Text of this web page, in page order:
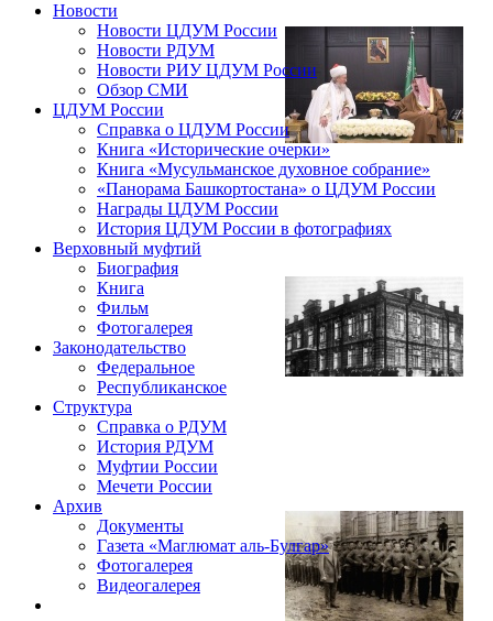
Новости
Новости ЦДУМ России
Новости РДУМ
Новости РИУ ЦДУМ России
Обзор СМИ
ЦДУМ России
Справка о ЦДУМ России
Книга «Исторические очерки»
Книга «Мусульманское духовное собрание»
«Панорама Башкортостана» о ЦДУМ России
Награды ЦДУМ России
История ЦДУМ России в фотографиях
Верховный муфтий
Биография
Книга
Фильм
Фотогалерея
Законодательство
Федеральное
Республиканское
Структура
Справка о РДУМ
История РДУМ
Муфтии России
Мечети России
Архив
Документы
Газета «Маглюмат аль-Булгар»
Фотогалерея
Видеогалерея